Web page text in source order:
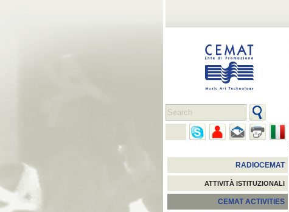
RADIOCEMAT
ATTIVITÀ ISTITUZIONALI
CEMAT ACTIVITIES